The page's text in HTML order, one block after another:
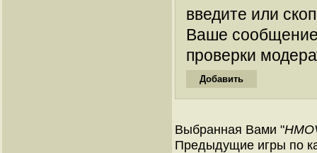
введите или
Ваше
проверки
Выбранная Вами "
Предыдущие игры по